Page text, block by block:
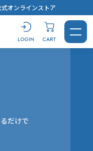
オンラインストア
CART
LOGIN
だけで